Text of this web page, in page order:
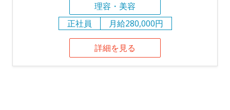
理容・美容
正社員
月給280,000円
詳細を見る